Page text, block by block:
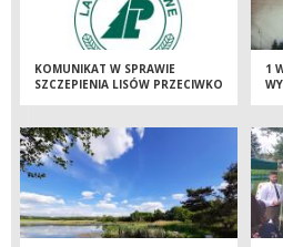
KOMUNIKAT W SPRAWIE
SZCZEPIENIA LISÓW PRZECIWKO
1